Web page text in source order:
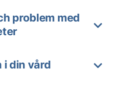
problem med
i din vård